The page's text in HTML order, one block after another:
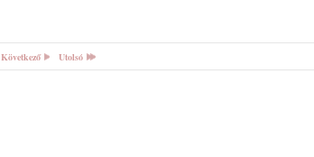
Következő Utolsó